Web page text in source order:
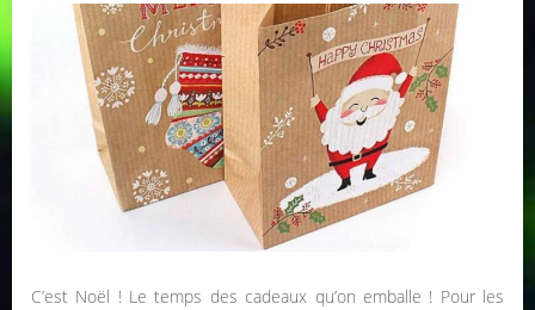
C’est Noël ! Le temps des cadeaux qu’on emballe ! Pour les